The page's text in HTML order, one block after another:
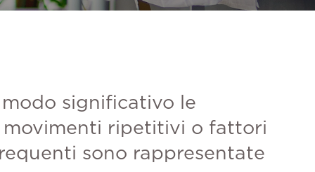
significativo le
movimenti ripetitivi o fattori
sono rappresentate